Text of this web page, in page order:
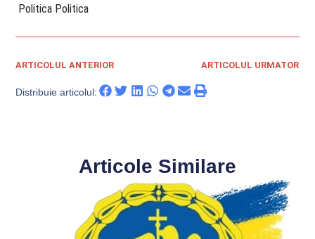
​ Politica Politica
ARTICOLUL ANTERIOR ARTICOLUL URMATOR
Distribuie articolul:
Articole Similare